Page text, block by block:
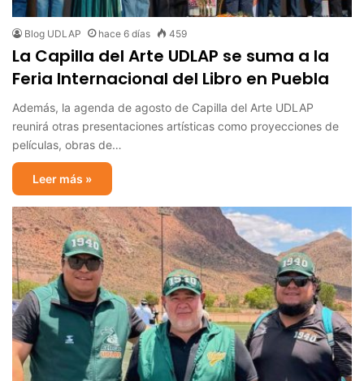
Blog UDLAP hace 6 días 459
La Capilla del Arte UDLAP se suma a la
Feria Internacional del Libro en Puebla
Además, la agenda de agosto de Capilla del Arte UDLAP
reunirá otras presentaciones artísticas como proyecciones de
películas, obras de…
Leer más »